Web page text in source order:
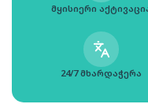
მყისიერი
24/7 მხარდაჭერა